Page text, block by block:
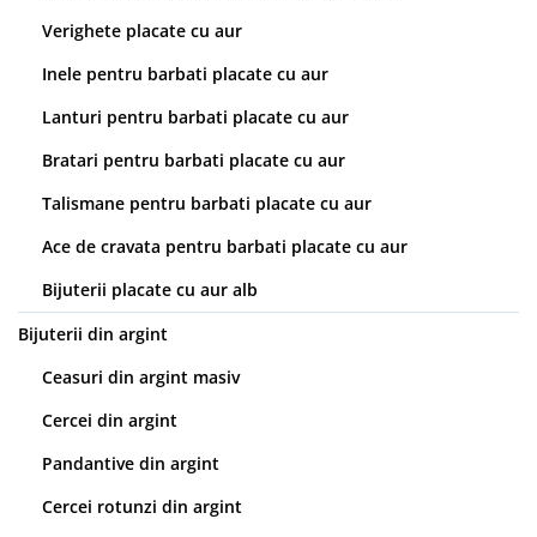
Verighete placate cu aur
Inele pentru barbati placate cu aur
Lanturi pentru barbati placate cu aur
Bratari pentru barbati placate cu aur
Talismane pentru barbati placate cu aur
Ace de cravata pentru barbati placate cu aur
Bijuterii placate cu aur alb
Bijuterii din argint
Ceasuri din argint masiv
Cercei din argint
Pandantive din argint
Cercei rotunzi din argint